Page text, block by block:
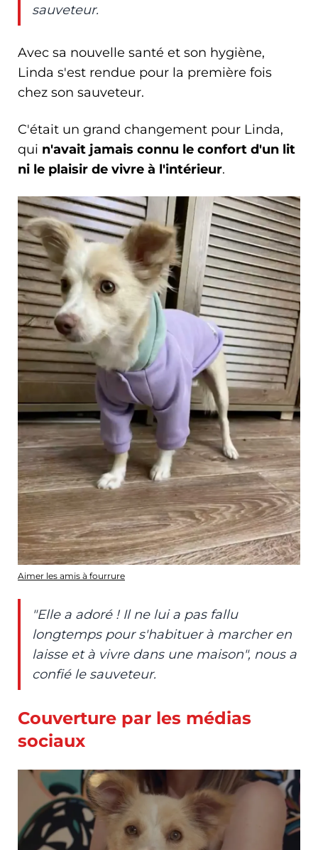
sauveteur.
Avec sa nouvelle santé et son hygiène,
Linda s'est rendue pour la première fois
chez son sauveteur.
C'était un grand changement pour Linda,
qui n'avait jamais connu le confort d'un lit
ni le plaisir de vivre à l'intérieur.
Aimer les amis à fourrure
"Elle a adoré ! Il ne lui a pas fallu
longtemps pour s'habituer à marcher en
laisse et à vivre dans une maison", nous a
confié le sauveteur.
Couverture par les médias
sociaux